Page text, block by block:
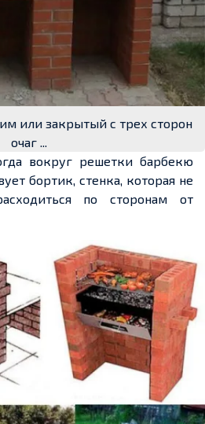
или закрытый с трех сторон
очаг ...
вокруг решетки барбекю
бортик, стенка, которая не
по сторонам от